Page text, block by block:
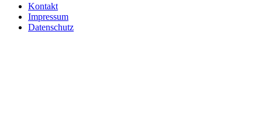
Kontakt
Impressum
Datenschutz